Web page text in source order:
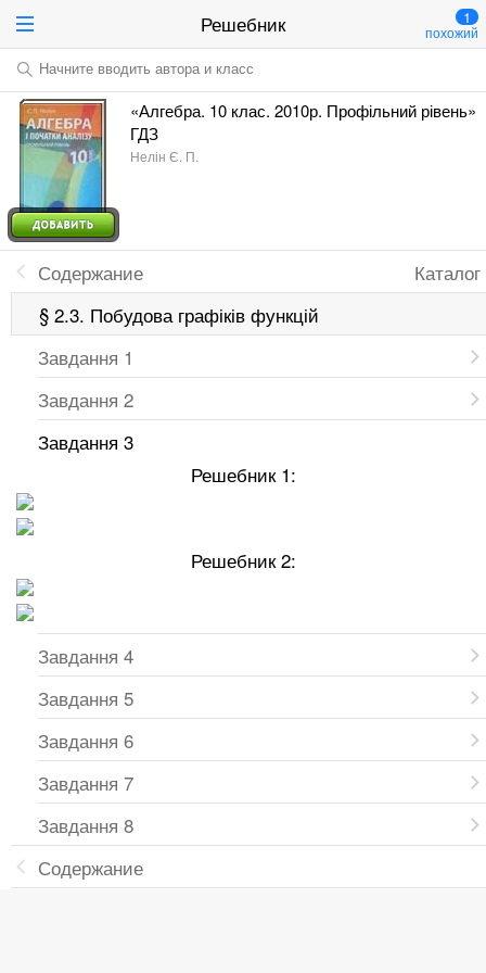
Решебник 1
похожий
Начните вводить автора и класс
«Алгебра. 10 клас. 2010р. Профільний рівень»
ГДЗ
Нелін Є. П.
Каталог
Содержание
§ 2.3. Побудова графіків функцій
Завдання 1
Завдання 2
Завдання 3
Решебник 1:
Решебник 2:
Завдання 4
Завдання 5
Завдання 6
Завдання 7
Завдання 8
Содержание